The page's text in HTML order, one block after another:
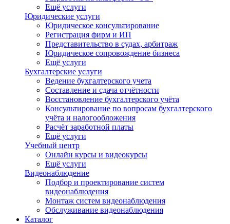
Ещё услуги
Юридические услуги
Юридическое консультирование
Регистрация фирм и ИП
Представительство в судах, арбитраж
Юридическое сопровождение бизнеса
Ещё услуги
Бухгалтерские услуги
Ведение бухгалтерского учета
Составление и сдача отчётности
Восстановление бухгалтерского учёта
Консультирование по вопросам бухгалтерского
учёта и налогообложения
Расчёт заработной платы
Ещё услуги
Учебный центр
Онлайн курсы и видеокурсы
Ещё услуги
Видеонаблюдение
Подбор и проектирование систем
видеонаблюдения
Монтаж систем видеонаблюдения
Обслуживание видеонаблюдения
Каталог